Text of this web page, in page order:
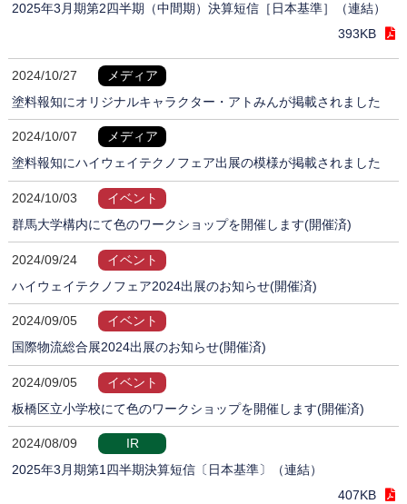
2025年3月期第2四半期（中間期）決算短信［日本基準］（連結）
393KB
2024/10/27
メディア
塗料報知にオリジナルキャラクター・アトみんが掲載されました
2024/10/07
メディア
塗料報知にハイウェイテクノフェア出展の模様が掲載されました
2024/10/03
イベント
群馬大学構内にて色のワークショップを開催します(開催済)
2024/09/24
イベント
ハイウェイテクノフェア2024出展のお知らせ(開催済)
2024/09/05
イベント
国際物流総合展2024出展のお知らせ(開催済)
2024/09/05
イベント
板橋区立小学校にて色のワークショップを開催します(開催済)
2024/08/09
IR
2025年3月期第1四半期決算短信〔日本基準〕（連結）
407KB